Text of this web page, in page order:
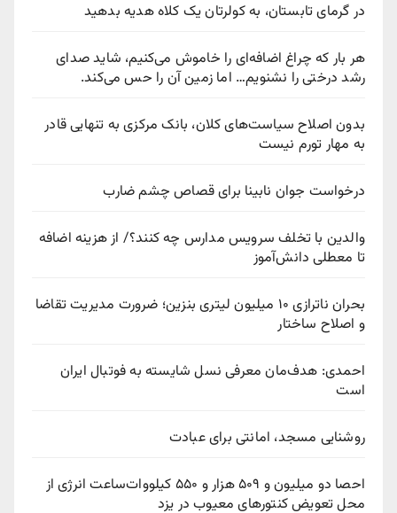
در گرمای تابستان، به کولرتان یک کلاه هدیه بدهید
هر بار که چراغ اضافه‌ای را خاموش می‌کنیم، شاید صدای
رشد درختی را نشنویم… اما زمین آن را حس می‌کند.
بدون اصلاح سیاست‌های کلان، بانک مرکزی به تنهایی قادر
به مهار تورم نیست
درخواست جوان نابینا برای قصاص چشم ضارب
والدین با تخلف سرویس مدارس چه کنند؟/ از هزینه اضافه
تا معطلی دانش‌آموز
بحران ناترازی ۱۰ میلیون لیتری بنزین؛ ضرورت مدیریت تقاضا
و اصلاح ساختار
احمدی: هدف‌مان معرفی نسل شایسته به فوتبال ایران
است
روشنایی مسجد، امانتی برای عبادت
احصا دو میلیون و ۵۰۹ هزار و ۵۵۰ کیلووات‌ساعت انرژی از
محل تعویض کنتورهای معیوب در یزد